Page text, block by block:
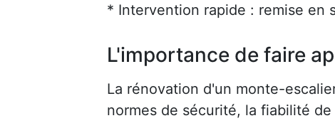
* Intervention rapide : remise en
L'importance de faire
La rénovation d'un monte-
normes de sécurité, la fiabilité